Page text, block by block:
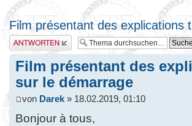
Film présentant des explications
Antwort erstellen
Film présentant des
sur le démarrage
von Darek » 18.02.2019, 01:10
Bonjour à tous,